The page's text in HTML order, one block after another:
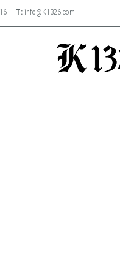
T: info@K1326.com